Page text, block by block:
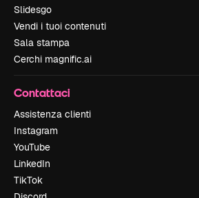
Slidesgo
Vendi i tuoi contenuti
Sala stampa
Cerchi magnific.ai
Contattaci
Assistenza clienti
Instagram
YouTube
LinkedIn
TikTok